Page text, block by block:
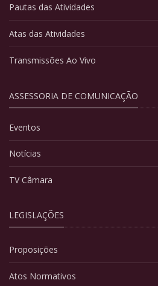
Pautas das Atividades
Atas das Atividades
Transmissões Ao Vivo
ASSESSORIA DE COMUNICAÇÃO
Eventos
Notícias
TV Câmara
LEGISLAÇÕES
Proposições
Atos Normativos